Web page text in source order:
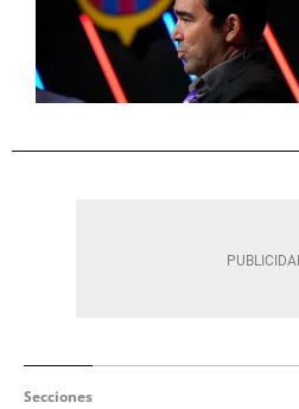
Secciones